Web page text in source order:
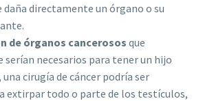
daña directamente un órgano o su
de órganos cancerosos que
necesarios para tener un hijo
cirugía de cáncer podría ser
extirpar todo o parte de los testículos,